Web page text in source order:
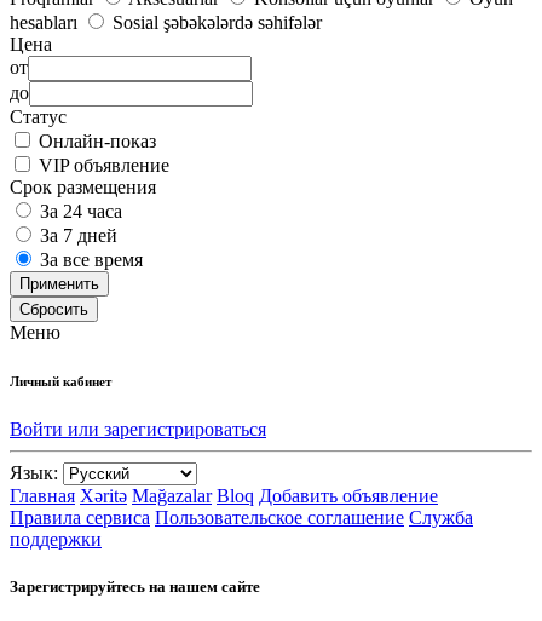
hesabları
Sosial şəbəkələrdə səhifələr
Цена
от
до
Статус
Онлайн-показ
VIP объявление
Срок размещения
За 24 часа
За 7 дней
За все время
Применить
Сбросить
Меню
Личный кабинет
Войти или зарегистрироваться
Язык:
Главная Xəritə Mağazalar Bloq Добавить объявление
Правила сервиса Пользовательское соглашение Служба
поддержки
Зарегистрируйтесь на нашем сайте